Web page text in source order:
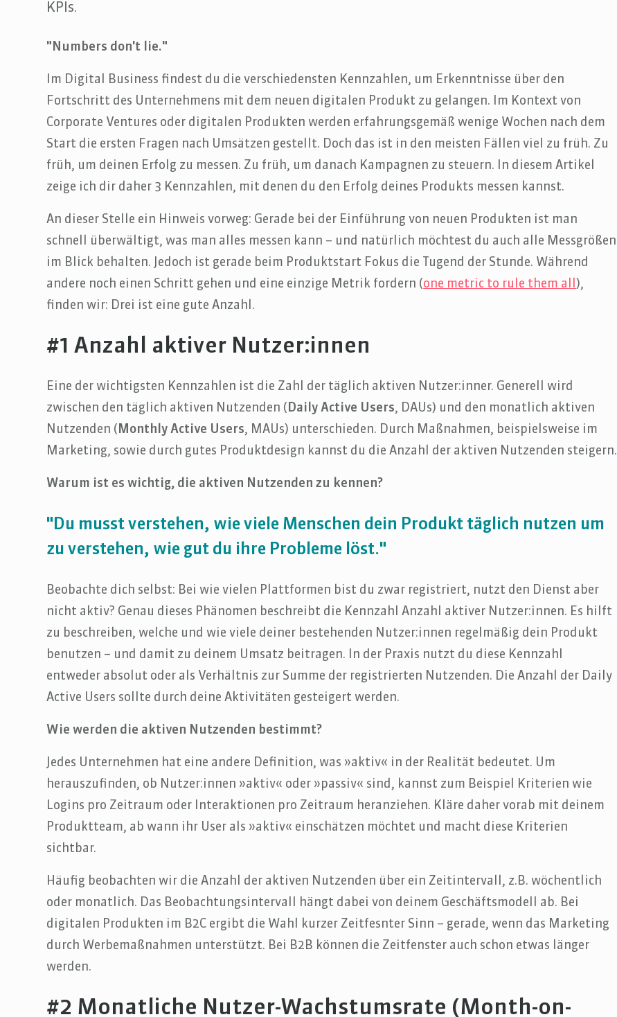
KPIs.
"Numbers don't lie."
Im Digital Business findest du die verschiedensten Kennzahlen, um Erkenntnisse über den
Fortschritt des Unternehmens mit dem neuen digitalen Produkt zu gelangen. Im Kontext von
Corporate Ventures oder digitalen Produkten werden erfahrungsgemäß wenige Wochen nach dem
Start die ersten Fragen nach Umsätzen gestellt. Doch das ist in den meisten Fällen viel zu früh. Zu
früh, um deinen Erfolg zu messen. Zu früh, um danach Kampagnen zu steuern. In diesem Artikel
zeige ich dir daher 3 Kennzahlen, mit denen du den Erfolg deines Produkts messen kannst.
An dieser Stelle ein Hinweis vorweg: Gerade bei der Einführung von neuen Produkten ist man
schnell überwältigt, was man alles messen kann – und natürlich möchtest du auch alle Messgrößen
im Blick behalten. Jedoch ist gerade beim Produktstart Fokus die Tugend der Stunde. Während
andere noch einen Schritt gehen und eine einzige Metrik fordern (one metric to rule them all ),
finden wir: Drei ist eine gute Anzahl.
#1 Anzahl aktiver Nutzer:innen
Eine der wichtigsten Kennzahlen ist die Zahl der täglich aktiven Nutzer:inner. Generell wird
zwischen den täglich aktiven Nutzenden ( Daily Active Users, DAUs) und den monatlich aktiven
Nutzenden ( Monthly Active Users, MAUs) unterschieden. Durch Maßnahmen, beispielsweise im
Marketing, sowie durch gutes Produktdesign kannst du die Anzahl der aktiven Nutzenden steigern.
Warum ist es wichtig, die aktiven Nutzenden zu kennen?
"Du musst verstehen, wie viele Menschen dein Produkt täglich nutzen um
zu verstehen, wie gut du ihre Probleme löst."
Beobachte dich selbst: Bei wie vielen Plattformen bist du zwar registriert, nutzt den Dienst aber
nicht aktiv? Genau dieses Phänomen beschreibt die Kennzahl Anzahl aktiver Nutzer:innen. Es hilft
zu beschreiben, welche und wie viele deiner bestehenden Nutzer:innen regelmäßig dein Produkt
benutzen – und damit zu deinem Umsatz beitragen. In der Praxis nutzt du diese Kennzahl
entweder absolut oder als Verhältnis zur Summe der registrierten Nutzenden. Die Anzahl der Daily
Active Users sollte durch deine Aktivitäten gesteigert werden.
Wie werden die aktiven Nutzenden bestimmt?
Jedes Unternehmen hat eine andere Definition, was »aktiv« in der Realität bedeutet. Um
herauszufinden, ob Nutzer:innen »aktiv« oder »passiv« sind, kannst zum Beispiel Kriterien wie
Logins pro Zeitraum oder Interaktionen pro Zeitraum heranziehen. Kläre daher vorab mit deinem
Produktteam, ab wann ihr User als »aktiv« einschätzen möchtet und macht diese Kriterien
sichtbar.
Häufig beobachten wir die Anzahl der aktiven Nutzenden über ein Zeitintervall, z.B. wöchentlich
oder monatlich. Das Beobachtungsintervall hängt dabei von deinem Geschäftsmodell ab. Bei
digitalen Produkten im B2C ergibt die Wahl kurzer Zeitfesnter Sinn – gerade, wenn das Marketing
durch Werbemaßnahmen unterstützt. Bei B2B können die Zeitfenster auch schon etwas länger
werden.
#2 Monatliche Nutzer-Wachstumsrate (Month-on-